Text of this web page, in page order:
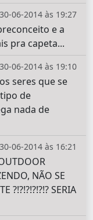
30-06-2014 às 19:27
e a
pra capeta...
30-06-2014 às 19:10
seres que se
de
nada de
30-06-2014 às 16:21
NÃO SE
?!?!?!?!?!? SERIA